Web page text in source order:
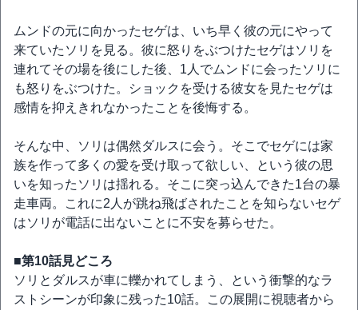
ムンドの元に向かったセゲは、いち早く彼の元にやって
来ていたソリを見る。彼に怒りをぶつけたセゲはソリを
連れてその場を後にした後、1人でムンドに会ったソリに
も怒りをぶつけた。ショックを受ける彼女を見たセゲは
感情を抑えきれなかったことを後悔する。
そんな中、ソリは偶然ダルスに会う。そこでセゲには家
族を作って多くの愛を受け取って欲しい、という彼の思
いを知ったソリは揺れる。そこに突っ込んできた1台の暴
走車両。これに2人が跳ね飛ばされたことを知らないセゲ
はソリが電話に出ないことに不安を募らせた。
■第10話見どころ
ソリとダルスが車に轢かれてしまう、という衝撃的なラ
ストシーンが印象に残った10話。この展開に視聴者から